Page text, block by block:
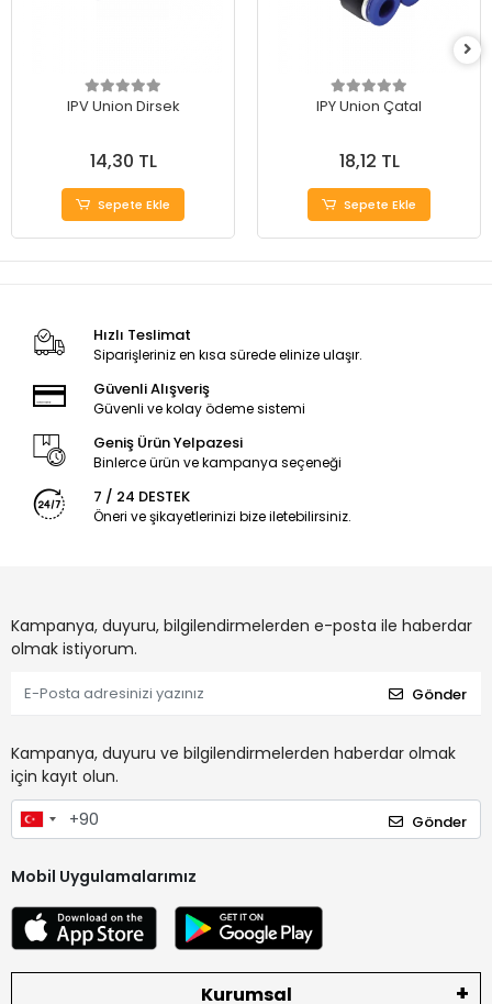
IPV Union Dirsek
14,30 TL
Sepete Ekle
IPY Union Çatal
18,12 TL
Sepete Ekle
Hızlı Teslimat
Siparişleriniz en kısa sürede elinize ulaşır.
Güvenli Alışveriş
Güvenli ve kolay ödeme sistemi
Geniş Ürün Yelpazesi
Binlerce ürün ve kampanya seçeneği
7 / 24 DESTEK
Öneri ve şikayetlerinizi bize iletebilirsiniz.
Kampanya, duyuru, bilgilendirmelerden e-posta ile haberdar
olmak istiyorum.
Gönder
Kampanya, duyuru ve bilgilendirmelerden haberdar olmak
için kayıt olun.
Gönder
Mobil Uygulamalarımız
Kurumsal